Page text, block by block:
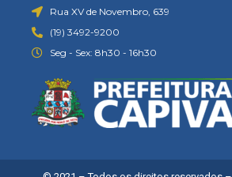
Rua XV de Novembro, 639
(19) 3492-9200
Seg - Sex: 8h30 - 16h30